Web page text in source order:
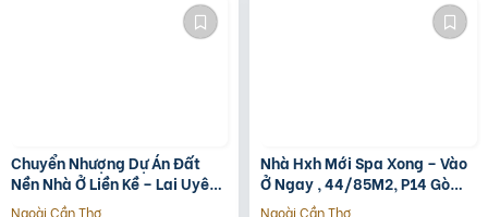
Chuyển Nhượng Dự Án Đất
Nền Nhà Ở Liền Kề – Lai Uyên,
Bầu Bàng, Bình Dương
Ngoài Cần Thơ
Nhà Hxh Mới Spa Xong – Vào
Ở Ngay , 44/85M2, P14 Gò
Vấp, Giá 4.X Tỷ
Ngoài Cần Thơ